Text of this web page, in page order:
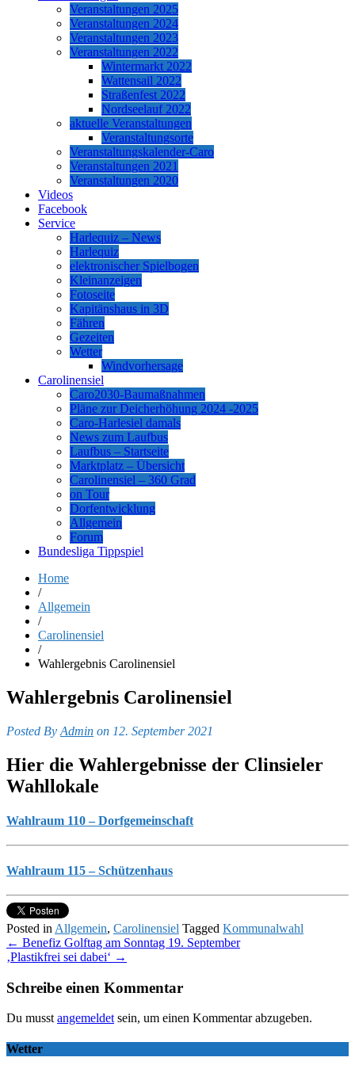
Veranstaltungen 2025
Veranstaltungen 2024
Veranstaltungen 2023
Veranstaltungen 2022
Wintermarkt 2022
Wattensail 2022
Straßenfest 2022
Nordseelauf 2022
aktuelle Veranstaltungen
Veranstaltungsorte
Veranstaltungskalender-Caro
Veranstaltungen 2021
Veranstaltungen 2020
Videos
Facebook
Service
Harlequiz – News
Harlequiz
elektronischer Spielbogen
Kleinanzeigen
Fotoseite
Kapitänshaus in 3D
Fähren
Gezeiten
Wetter
Windvorhersage
Carolinensiel
Caro2030-Baumaßnahmen
Pläne zur Deicherhöhung 2024 -2025
Caro-Harlesiel damals
News zum Laufbus
Laufbus – Startseite
Marktplatz – Übersicht
Carolinensiel – 360 Grad
on Tour
Dorfentwicklung
Allgemein
Forum
Bundesliga Tippspiel
Home
/
Allgemein
/
Carolinensiel
/
Wahlergebnis Carolinensiel
Wahlergebnis Carolinensiel
Posted By Admin on 12. September 2021
Hier die Wahlergebnisse der Clinsieler
Wahllokale
Wahlraum 110 – Dorfgemeinschaft
Wahlraum 115 – Schützenhaus
Posted in Allgemein, Carolinensiel Tagged Kommunalwahl
Post
navigation
← Benefiz Golftag am Sonntag 19. September
‚Plastikfrei sei dabei‘ →
Schreibe einen Kommentar
Du musst angemeldet sein, um einen Kommentar abzugeben.
Wetter